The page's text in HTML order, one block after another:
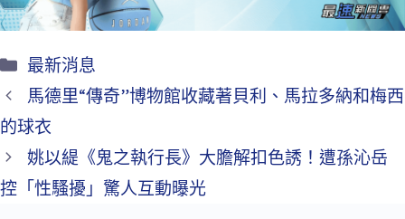
最新消息
馬德里“傳奇”博物館收藏著貝利、馬拉多納和梅西
的球衣
姚以緹《鬼之執行長》大膽解扣色誘！遭孫沁岳
控「性騷擾」驚人互動曝光